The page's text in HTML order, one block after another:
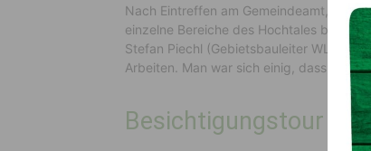
Nach Eintreffen am Gemeindeamt,
einzelne Bereiche des Hochtales
Stefan Piechl (Gebietsbauleiter WLV)
Arbeiten. Man war sich einig, dass das
Besichtigungstour